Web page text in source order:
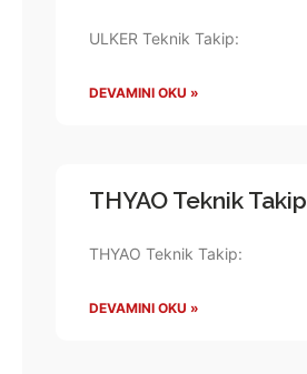
ULKER Teknik Takip:
DEVAMINI OKU »
THYAO Teknik Takip
THYAO Teknik Takip:
DEVAMINI OKU »